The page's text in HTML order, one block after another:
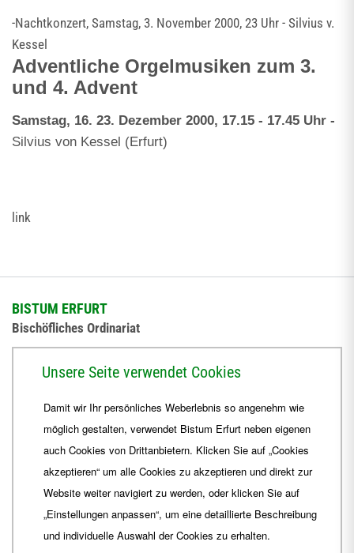
-Nachtkonzert, Samstag, 3. November 2000, 23 Uhr - Silvius v.
Kessel
Adventliche Orgelmusiken zum 3.
und 4. Advent
Samstag, 16. 23. Dezember 2000, 17.15 - 17.45 Uhr -
Silvius von Kessel (Erfurt)
link
BISTUM ERFURT
Bischöfliches Ordinariat
+49 361 6572-444
ordinariat Bistum-Erfurt.de
Unsere Seite verwendet Cookies
Damit wir Ihr persönliches Weberlebnis so angenehm wie
möglich gestalten, verwendet Bistum Erfurt neben eigenen
auch Cookies von Drittanbietern. Klicken Sie auf „Cookies
akzeptieren“ um alle Cookies zu akzeptieren und direkt zur
Website weiter navigiert zu werden, oder klicken Sie auf
„Einstellungen anpassen“, um eine detaillierte Beschreibung
und individuelle Auswahl der Cookies zu erhalten.